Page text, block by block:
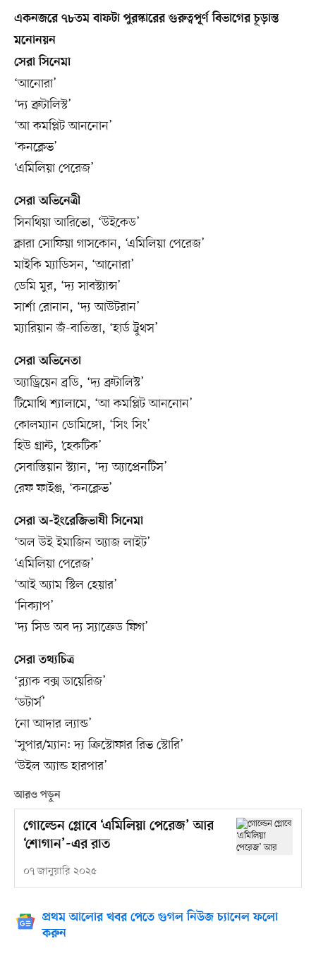
একনজরে ৭৮তম বাফটা পুরস্কারের গুরুত্বপূর্ণ বিভাগের চূড়ান্ত
মনোনয়ন
সেরা সিনেমা
‘আনোরা’
‘দ্য ব্রুটালিস্ট’
‘আ কমপ্লিট আননোন’
‘কনক্লেভ’
‘এমিলিয়া পেরেজ’
সেরা অভিনেত্রী
সিনথিয়া আরিভো, ‘উইকেড’
ক্লারা সোফিয়া গাসকোন, ‘এমিলিয়া পেরেজ’
মাইকি ম্যাডিসন, ‘আনোরা’
ডেমি মুর, ‘দ্য সাবস্ট্যান্স’
সার্শা রোনান, ‘দ্য আউটরান’
ম্যারিয়ান জঁ-বাতিস্তা, ‘হার্ড ট্রুথস’
সেরা অভিনেতা
অ্যাড্রিয়েন ব্রডি, ‘দ্য ব্রুটালিস্ট’
টিমোথি শ্যালামে, ‘আ কমপ্লিট আননোন’
কোলম্যান ডোমিঙ্গো, ‘সিং সিং’
হিউ গ্রান্ট, ‘হেকটিক’
সেবাস্তিয়ান স্ট্যান, ‘দ্য অ্যাপ্রেনটিস’
রেফ ফাইঞ্জ, ‘কনক্লেভ’
সেরা অ-ইংরেজিভাষী সিনেমা
‘অল উই ইমাজিন অ্যাজ লাইট’
‘এমিলিয়া পেরেজ’
‘আই অ্যাম স্টিল হেয়ার’
‘নিক্যাপ’
‘দ্য সিড অব দ্য স্যাক্রেড ফিগ’
সেরা তথ্যচিত্র
‘ব্ল্যাক বক্স ডায়েরিজ’
‘ডটার্স’
‘নো আদার ল্যান্ড’
‘সুপার/ম্যান: দ্য ক্রিস্টোফার রিভ স্টোরি’
‘উইল অ্যান্ড হারপার’
আরও পড়ুন
গোল্ডেন গ্লোবে ‘এমিলিয়া পেরেজ’ আর
‘শোগান’-এর রাত
০৭ জানুয়ারি ২০২৫
প্রথম আলোর খবর পেতে গুগল নিউজ চ্যানেল ফলো
করুন